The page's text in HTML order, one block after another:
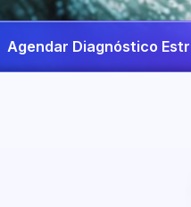
Agendar Diagnóstico